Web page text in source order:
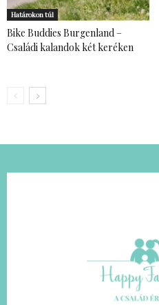
Határokon túl
Bike Buddies Burgenland –
Családi kalandok két keréken